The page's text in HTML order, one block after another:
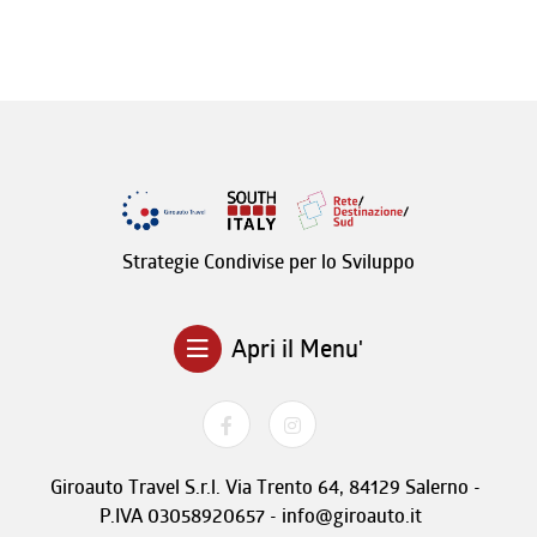
Strategie Condivise per lo Sviluppo
Apri il Menu'
Giroauto Travel S.r.l. Via Trento 64, 84129 Salerno -
P.IVA 03058920657 - info@giroauto.it